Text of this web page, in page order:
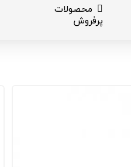
محصولات
پرفروش